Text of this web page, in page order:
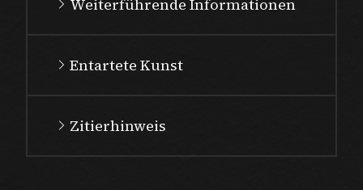
Weiterführende Informationen
Entartete Kunst
Zitierhinweis